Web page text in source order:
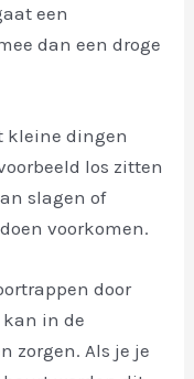
een
dan een droge
kleine dingen
los zitten
slagen of
voorkomen.
door
in de
zorgen. Als je je